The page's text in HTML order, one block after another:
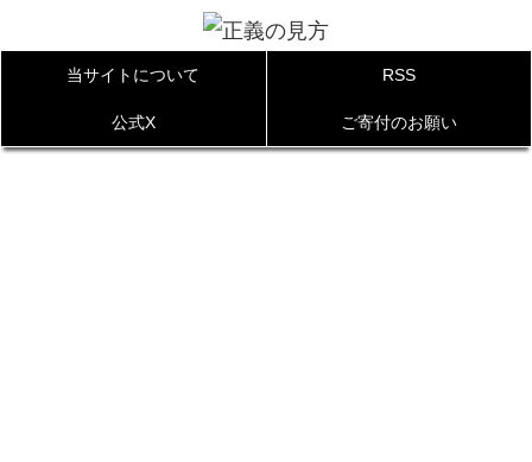
当サイトについて RSS
公式X ご寄付のお願い